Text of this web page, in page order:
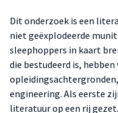
Dit onderzoek is een
niet geëxplodeerde
sleephoppers in kaart
die bestudeerd is,
engineering. Als eerste
literatuur op een rij